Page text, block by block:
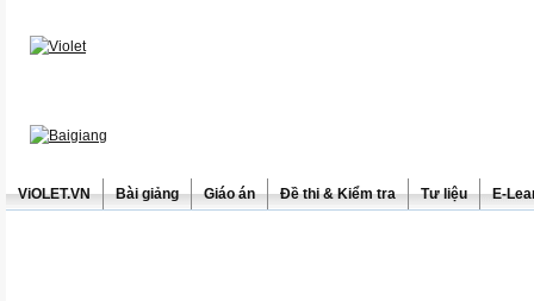
ViOLET.VN Bài giảng Giáo án Đề thi & Kiểm tra Tư liệu E-